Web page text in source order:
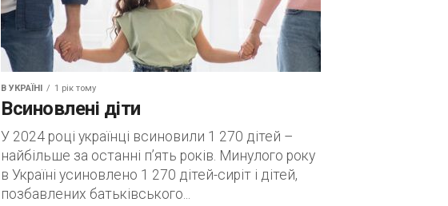
В УКРАЇНІ 1 рік тому
Всиновлені діти
У 2024 році українці всиновили 1 270 дітей –
найбільше за останні п’ять років. Минулого року
в Україні усиновлено 1 270 дітей-сиріт і дітей,
позбавлених батьківського...